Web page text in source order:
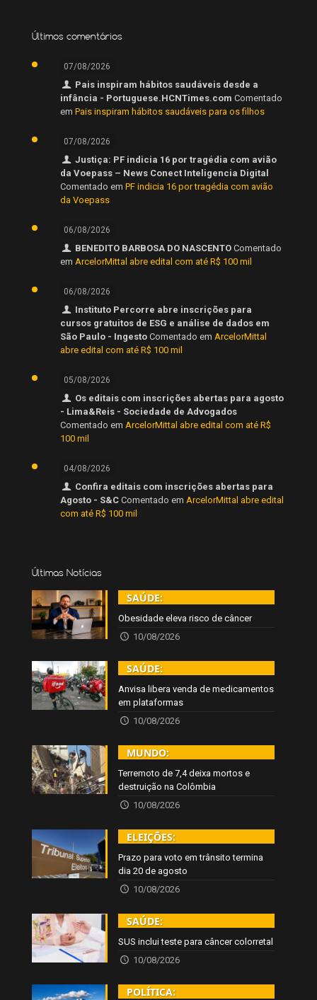
Últimos comentários
07/08/2026
Pais inspiram hábitos saudáveis desde a
infância - Portuguese.HCNTimes.com Comentado
em Pais inspiram hábitos saudáveis para os filhos
07/08/2026
Justiça: PF indicia 16 por tragédia com avião
da Voepass – News Conect Inteligencia Digital
Comentado em PF indicia 16 por tragédia com avião
da Voepass
06/08/2026
BENEDITO BARBOSA DO NASCENTO Comentado
em ArcelorMittal abre edital com até R$ 100 mil
06/08/2026
Instituto Percorre abre inscrições para
cursos gratuitos de ESG e análise de dados em
São Paulo - Ingesto Comentado em ArcelorMittal
abre edital com até R$ 100 mil
05/08/2026
Os editais com inscrições abertas para agosto
- Lima&Reis - Sociedade de Advogados
Comentado em ArcelorMittal abre edital com até R$
100 mil
04/08/2026
Confira editais com inscrições abertas para
Agosto - S&C Comentado em ArcelorMittal abre edital
com até R$ 100 mil
Últimas Notícias
SAÚDE:
Obesidade eleva risco de câncer
10/08/2026
SAÚDE:
Anvisa libera venda de medicamentos
em plataformas
10/08/2026
MUNDO:
Terremoto de 7,4 deixa mortos e
destruição na Colômbia
10/08/2026
ELEIÇÕES:
Prazo para voto em trânsito termina
dia 20 de agosto
10/08/2026
SAÚDE:
SUS inclui teste para câncer colorretal
10/08/2026
POLÍTICA: